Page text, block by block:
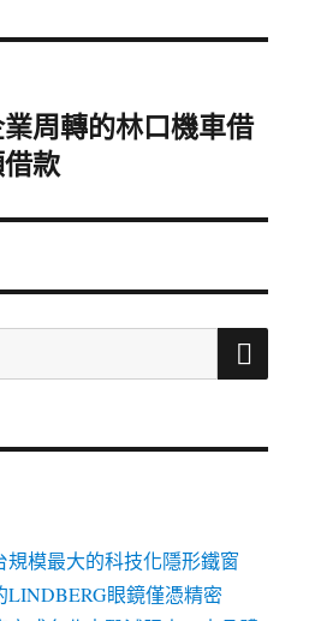
周轉的林口機車借
款
搜
規模最大的科技化隱形鐵窗
LINDBERG眼鏡僅憑精密